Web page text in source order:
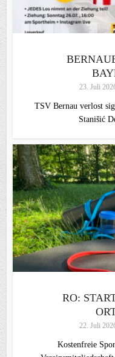
23. Juli
TSV Bernau verlost
Stanišić
RO:
22. Juli
Kostenfreie